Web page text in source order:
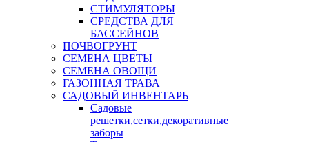
СТИМУЛЯТОРЫ
СРЕДСТВА ДЛЯ
БАССЕЙНОВ
ПОЧВОГРУНТ
СЕМЕНА ЦВЕТЫ
СЕМЕНА ОВОЩИ
ГАЗОННАЯ ТРАВА
САДОВЫЙ ИНВЕНТАРЬ
Садовые
решетки,сетки,декоративные
заборы